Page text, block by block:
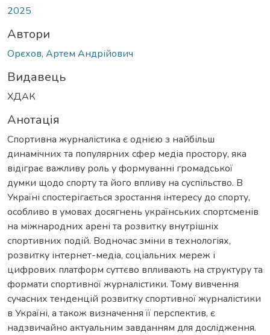
2025
Автори
Орєхов, Артем Андрійович
Видавець
ХДАК
Анотація
Спортивна журналістика є однією з найбільш
динамічних та популярних сфер медіа простору, яка
відіграє важливу роль у формуванні громадської
думки щодо спорту та його впливу на суспільство. В
Україні спостерігається зростання інтересу до спорту,
особливо в умовах досягнень українських спортсменів
на міжнародних арені та розвитку внутрішніх
спортивних подій. Водночас зміни в технологіях,
розвитку інтернет-медіа, соціальних мереж і
цифрових платформ суттєво впливають на структуру та
формати спортивної журналістики. Тому вивчення
сучасних тенденцій розвитку спортивної журналістики
в Україні, а також визначення її перспектив, є
надзвичайно актуальним завданням для дослідження.